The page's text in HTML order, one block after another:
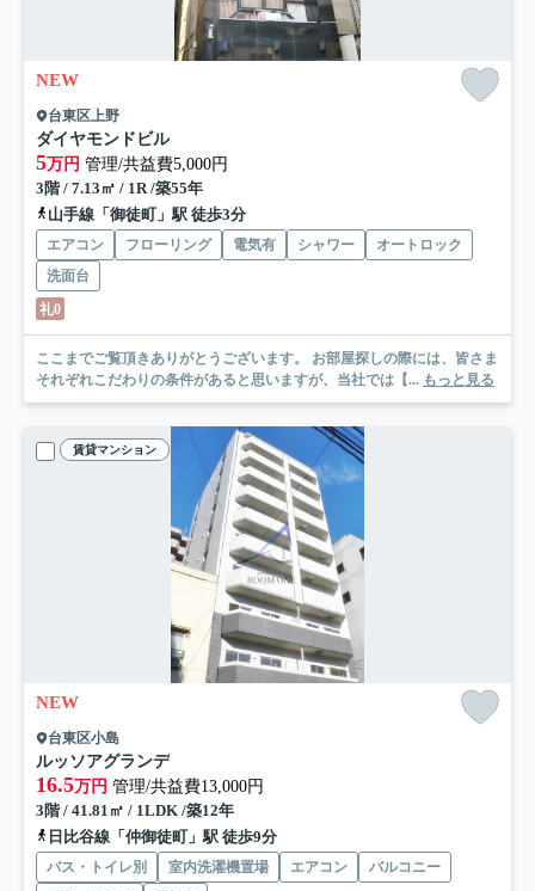
NEW
台東区上野
ダイヤモンドビル
5万円 管理/共益費5,000円
3階 / 7.13㎡ / 1R /築55年
山手線「御徒町」駅 徒歩3分
エアコン フローリング 電気有 シャワー
オートロック
洗面台
礼0
ここまでご覧頂きありがとうございます。 お部屋探しの際には、皆さま
それぞれこだわりの条件があると思いますが、当社では【... もっと見る
賃貸マンション
NEW
台東区小島
ルッソアグランデ
16.5万円 管理/共益費13,000円
3階 / 41.81㎡ / 1LDK /築12年
日比谷線「仲御徒町」駅 徒歩9分
バス・トイレ別 室内洗濯機置場 エアコン
バルコニー